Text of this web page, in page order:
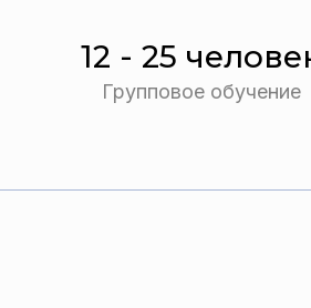
12 - 25
Групповое обучение